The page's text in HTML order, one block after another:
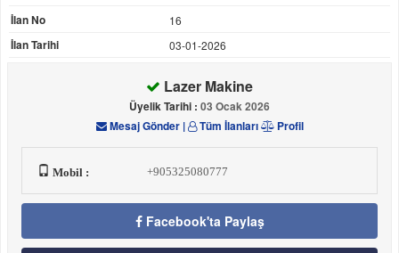
İlan No
16
İlan Tarihi 03-01-2026
Lazer Makine
Üyelik Tarihi : 03 Ocak 2026
Mesaj Gönder| Tüm İlanları Profil
Mobil : +905325080777
Facebook'ta Paylaş